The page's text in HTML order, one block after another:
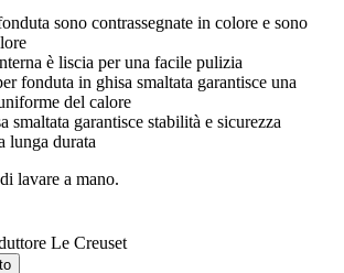
sono contrassegnate in colore e sono
è liscia per una facile pulizia
fonduta in ghisa smaltata garantisce una
del calore
smaltata garantisce stabilità e sicurezza
lunga durata
lavare a mano.
Le Creuset